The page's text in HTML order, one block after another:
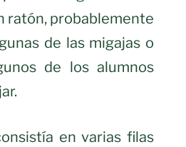
ratón, probablemente
de las migajas o
de los alumnos
en varias filas